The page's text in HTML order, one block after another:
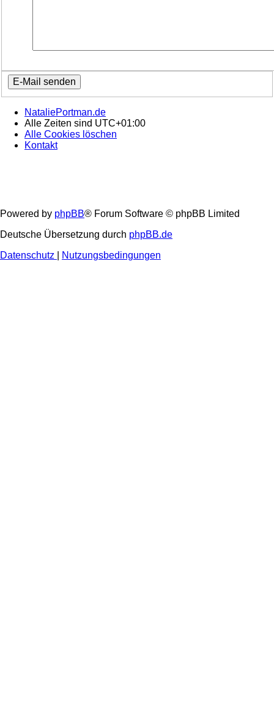
NataliePortman.de
Alle Zeiten sind UTC+01:00
Alle Cookies löschen
Kontakt
Powered by phpBB® Forum Software © phpBB Limited
Deutsche Übersetzung durch phpBB.de
Datenschutz
Nutzungsbedingungen